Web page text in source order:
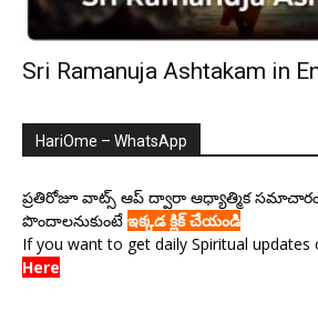
Sri Ramanuja Ashtakam in
HariOme – WhatsApp
ప్రతిరోజూ వాట్స్ ఆప్ ద్వారా ఆధ్యాత్మిక
పొందాలనుకుంటే ఇక్కడ క్లిక్ చేయండి
If you want to get daily Spiritual updates
Here